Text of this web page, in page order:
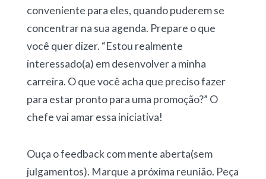
conveniente para eles, quando puderem se
concentrar na sua agenda. Prepare o que
você quer dizer. “Estou realmente
interessado(a) em desenvolver a minha
carreira. O que você acha que preciso fazer
para estar pronto para uma promoção?” O
chefe vai amar essa iniciativa!
Ouça o feedback com mente aberta(sem
julgamentos). Marque a próxima reunião. Peça